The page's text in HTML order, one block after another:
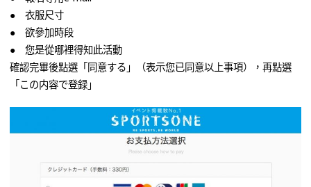
● 衣服尺寸
● 欲參加時段
● 您是從哪裡得知此活動
確認完畢後點選「同意する」（表示您已同意以上事項），再點選
「この内容で登録」